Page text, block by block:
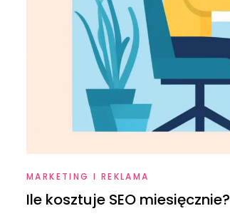
MARKETING I REKLAMA
Ile kosztuje SEO miesięcznie?